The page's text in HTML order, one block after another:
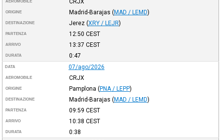
AEROMOBILE
ORIGINE Madrid-Barajas (MAD / LEMD)
DESTINAZIONE Jerez (XRY / LEJR)
PARTENZA 12:50 CEST
ARRIVO 13:37 CEST
DURATA 0:47
DATA 07/ago/2026
AEROMOBILE CRJX
ORIGINE Pamplona (PNA / LEPP)
DESTINAZIONE Madrid-Barajas (MAD / LEMD)
PARTENZA 09:59 CEST
ARRIVO 10:38 CEST
DURATA 0:38